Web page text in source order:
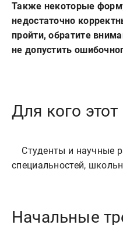
Также некоторые
недостаточно
пройти, обратите
не допустить
Для кого этот
Начальные